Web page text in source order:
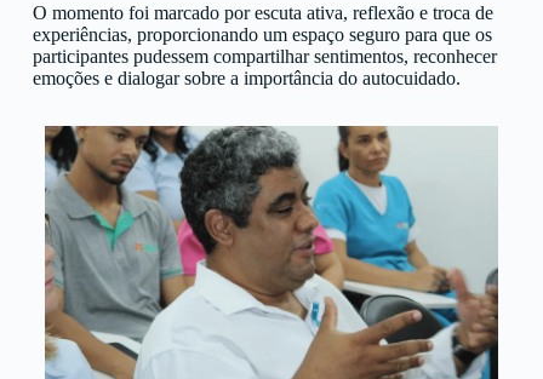
O momento foi marcado por escuta ativa, reflexão e troca de
experiências, proporcionando um espaço seguro para que os
participantes pudessem compartilhar sentimentos, reconhecer
emoções e dialogar sobre a importância do autocuidado.